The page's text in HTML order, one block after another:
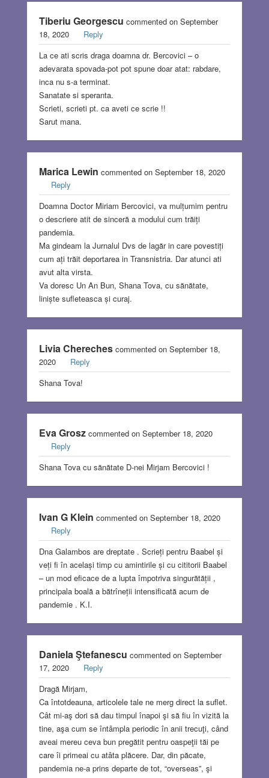
Tiberiu Georgescu commented on September
18, 2020
Reply
La ce ati scris draga doamna dr. Bercovici – o
adevarata spovada-pot pot spune doar atat: rabdare,
inca nu s-a terminat.
Sanatate si speranta.
Scrieti, scrieti pt. ca aveti ce scrie !!
Sarut mana.
Marica Lewin commented on September 18, 2020
Reply
Doamna Doctor Miriam Bercovici, va mulțumim pentru
o descriere atit de sinceră a modului cum trăiți
pandemia.
Ma gindeam la Jurnalul Dvs de lagăr in care povestiți
cum ați trăit deportarea in Transnistria. Dar atunci ati
avut alta virsta.
Va doresc Un An Bun, Shana Tova, cu sănătate,
liniște sufleteasca și curaj.
Livia Cherechescommented on September 18,
2020
Reply
Shana Tova!
Eva Groszcommented on September 18, 2020
Reply
Shana Tova cu sănătate D-nei Mirjam Bercovici !
Ivan G Klein commented on September 18, 2020
Reply
Dna Galambos are dreptate . Scrieți pentru Baabel și
veți fi în același timp cu amintirile și cu cititorii Baabel
– un mod eficace de a lupta împotriva singurătății ,
principala boală a bătrîneții intensificată acum de
pandemie . K.I.
Daniela Ştefanescu commented on September
17, 2020
Reply
Dragă Mirjam,
Ca întotdeauna, articolele tale ne merg direct la suflet.
Cât mi-aş dori să dau timpul înapoi şi să fiu în vizită la
tine, aşa cum se întâmpla periodic în anii trecuţi, când
aveai mereu ceva bun pregătit pentru oaspeţii tăi pe
care îi primeai cu atâta plăcere. Dar, din păcate,
pandemia ne-a prins departe de tot, “overseas”, şi